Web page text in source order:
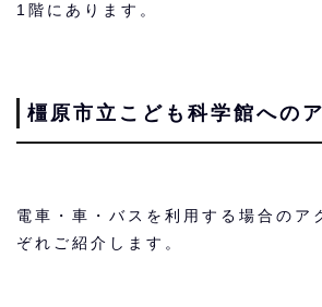
1階にあります。
橿原市立こども科学館への
電車・車・バスを利用する場合のア
ぞれご紹介します。